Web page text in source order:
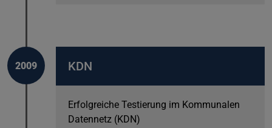
KDN
Erfolgreiche Testierung im Kommunalen
Datennetz (KDN)
2009